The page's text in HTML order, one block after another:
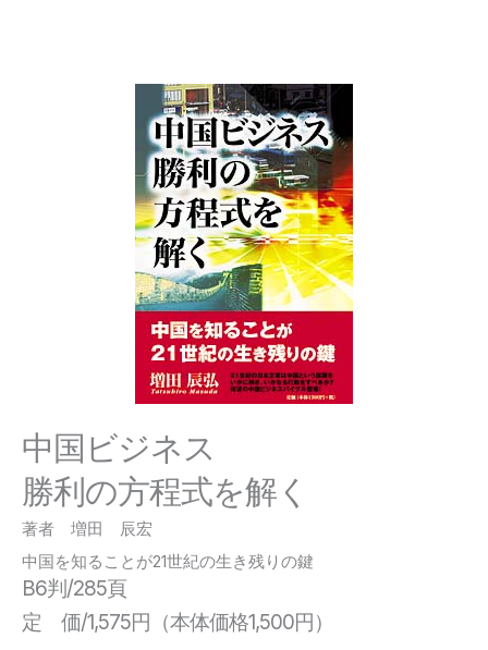
中国ビジネス
勝利の方程式を解く
著者 増田 辰宏
中国を知ることが21世紀の生き残りの鍵
B6判/285頁
定 価/1,575円（本体価格1,500円）